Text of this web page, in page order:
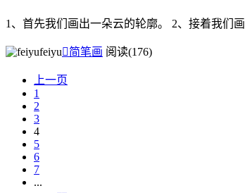
1、首先我们画出一朵云的轮廓。 2、接着我们
feiyu简笔画 阅读(176)
上一页
1
2
3
4
5
6
7
...